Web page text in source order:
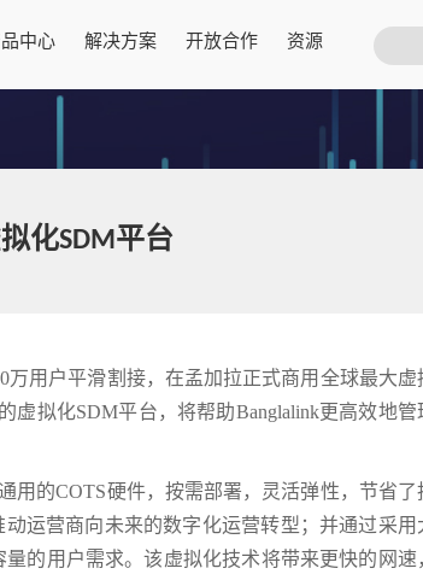
中心 解决方案 开放合作 资源
化SDM平台
万用户平滑割接，在孟加拉正式商用全球最大虚
拟化SDM平台，将帮助Banglalink更高效地管
用的COTS硬件，按需部署，灵活弹性，节省了
运营商向未来的数字化运营转型；并通过采用
的用户需求。该虚拟化技术将带来更快的网速